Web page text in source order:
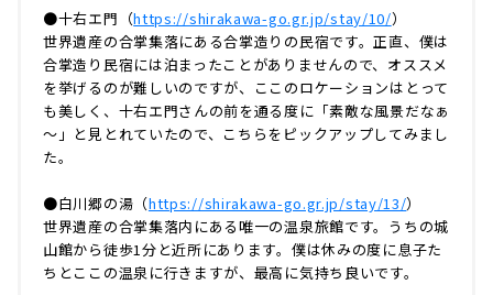
ます。何を隠そう、去年発刊された「ミシュラ
ンガイド愛知・岐阜・三重2019特別版」に城山
館は一つ星の評価を受けております。そんな城
山館の魅力を、ホームページには書けないよう
な僕の率直な意見を織り交ぜながら、書いちゃ
おうと思います。これからの白川郷は...
●十右エ門（https://shirakawa-go.gr.jp/stay/10/）
世界遺産の合掌集落にある合掌造りの民宿です。正直、僕は
合掌造り民宿には泊まったことがありませんので、オススメ
を挙げるのが難しいのですが、ここのロケーションはとって
も美しく、十右エ門さんの前を通る度に「素敵な風景だなぁ
～」と見とれていたので、こちらをピックアップしてみまし
た。
●白川郷の湯（https://shirakawa-go.gr.jp/stay/13/）
世界遺産の合掌集落内にある唯一の温泉旅館です。うちの城
山館から徒歩1分と近所にあります。僕は休みの度に息子た
ちとここの温泉に行きますが、最高に気持ち良いです。